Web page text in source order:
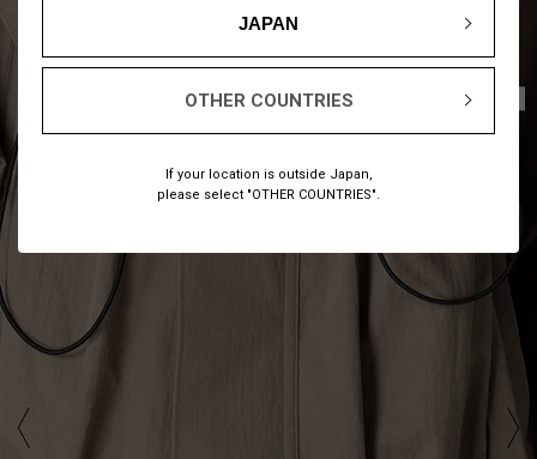
JAPAN
OTHER COUNTRIES
If your location is outside Japan,
please select "OTHER COUNTRIES".